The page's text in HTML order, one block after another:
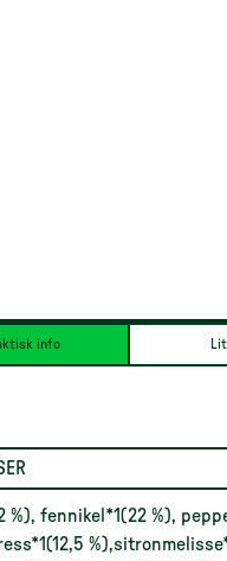
info
%), fennikel*1(22 %),